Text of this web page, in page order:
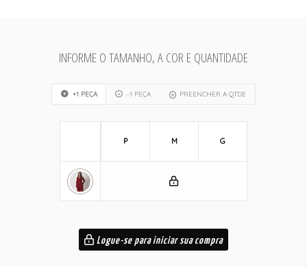
INFORME O TAMANHO, A COR E QUANTIDADE
+1 PEÇA -1 PEÇA PREENCHER A QTDE
P M G
Logue-se para iniciar sua compra